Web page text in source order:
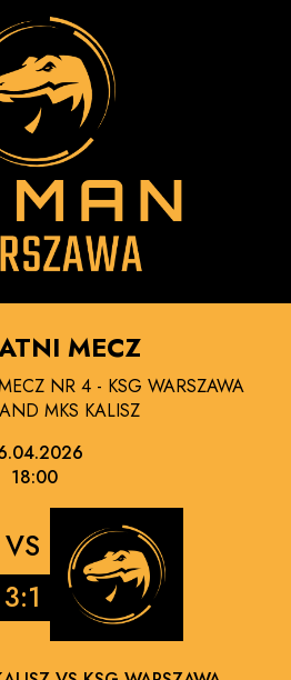
MECZ
NR 4 - KSG WARSZAWA
MKS KALISZ
18:00
VS
3:1